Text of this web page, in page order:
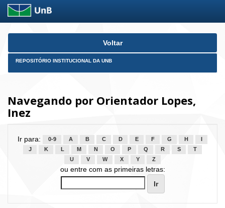
Skip
Voltar
REPOSITÓRIO INSTITUCIONAL DA UNB
Navegando por Orientador Lopes,
Inez
Ir para: 0-9 A B C D E F G H
J
K L M N O P Q R S
T
U
V W X Y Z
ou entre com as primeiras letras: